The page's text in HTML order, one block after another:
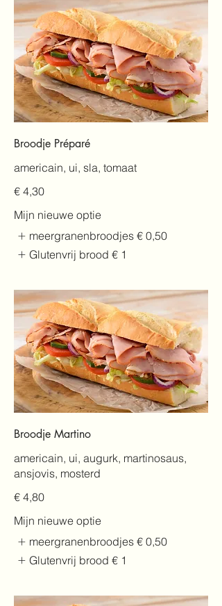
Broodje Préparé
americain, ui, sla, tomaat
€ 4,30
Mijn nieuwe optie
meergranenbroodjes € 0,50
Glutenvrij brood € 1
Broodje Martino
americain, ui, augurk, martinosaus,
ansjovis, mosterd
€ 4,80
Mijn nieuwe optie
meergranenbroodjes € 0,50
Glutenvrij brood € 1